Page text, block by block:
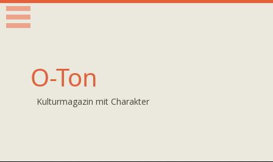
O-Ton
Kulturmagazin mit Charakter